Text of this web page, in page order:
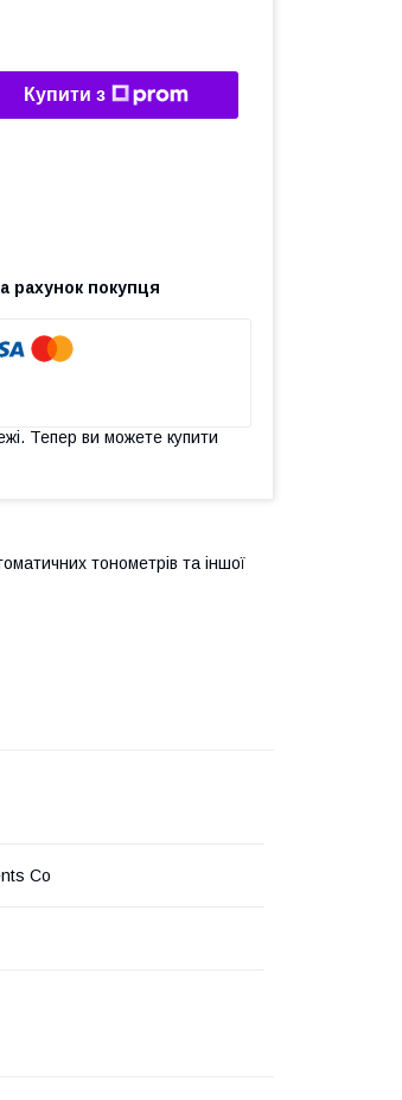
Купити з
рахунок покупця
Тепер ви можете купити
тонометрів та іншої
Co